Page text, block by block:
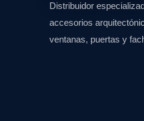
Distribuidor
accesorios
ventanas, puertas y